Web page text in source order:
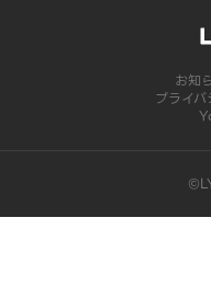
お知
プライ
このコンテンツは掲載が